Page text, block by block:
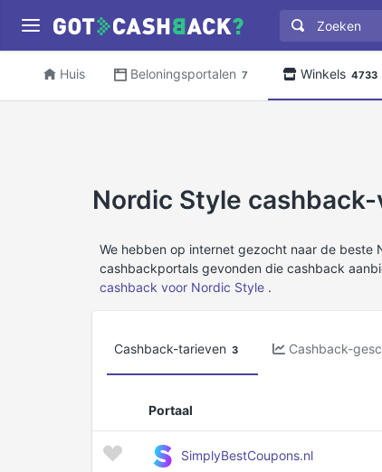
Huis Beloningsportalen 7 Winkels 4733
Nordic Style
We hebben op internet gezocht naar de beste
cashbackportals gevonden die cashback
cashback voor Nordic Style .
Cashback-tarieven 3 Cashback-
Portaal
SimplyBestCoupons.nl